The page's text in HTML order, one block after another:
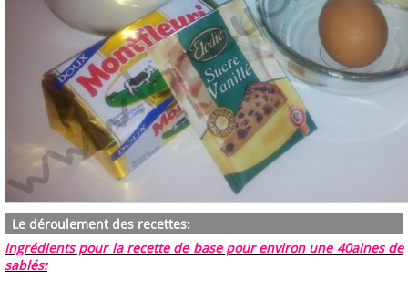
Le déroulement des recettes:
Ingrédients pour la recette de base pour environ une 40aines de
sablés: